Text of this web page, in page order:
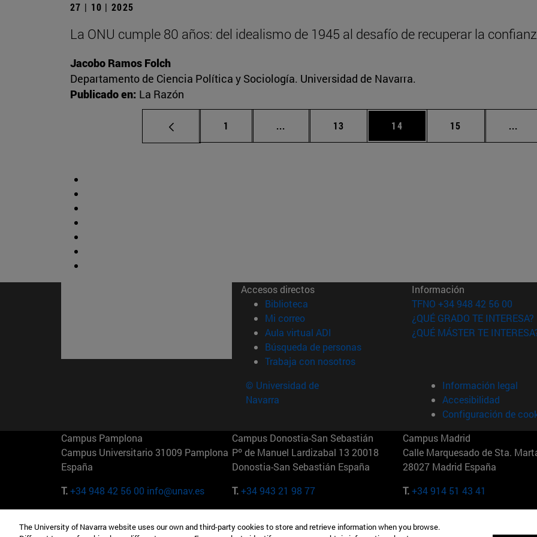
27 | 10 | 2025
La ONU cumple 80 años: del idealismo de 1945 al desafío de recuperar la
Jacobo Ramos Folch
Departamento de Ciencia Política y Sociología. Universidad de Navarra.
Publicado en: La Razón
Página
1 ... Páginas intermedias Use TAB para desplazarse.
Página
13 Página
14 Página
15 ...
Accesos directos
Biblioteca (abre en nueva ventana)
Mi correo(abre en nueva ventana)
Aula virtual ADI (abre en nueva ventana)
Búsqueda de personas(abre en nueva ventana)
Trabaja con nosotros(abre en nueva ventana)
Información
TFNO +34 948 42 56 00
¿QUÉ GRADO TE INTERESA?
¿QUÉ MÁSTER TE
© Universidad de
Navarra
Información legal
Accesibilidad
Configuración de
Campus Pamplona
Campus Universitario 31009 Pamplona
España
T.+34 948 42 56 00 info@unav.es
Campus Donostia-San Sebastián
Pº de Manuel Lardizabal 13 20018
Donostia-San Sebastián España
T.+34 943 21 98 77
Campus Madrid
Calle Marquesado de Sta.
28027 Madrid España
T.+34 914 51 43 41
Camino del Cerro Águila 3 28023
165 W 57th St 10019-2201 Nueva York Maria-Theresia-Straße 15 81675
The University of Navarra website uses our own and third-party cookies to store and retrieve information when you browse.